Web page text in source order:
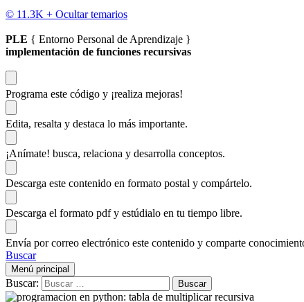
© 11.3K + Ocultar temarios
PLE { Entorno Personal de Aprendizaje }
implementación de funciones recursivas
Programa este código y ¡realiza mejoras!
Edita, resalta y destaca lo más importante.
¡Anímate! busca, relaciona y desarrolla conceptos.
Descarga este contenido en formato postal y compártelo.
Descarga el formato pdf y estúdialo en tu tiempo libre.
Envía por correo electrónico este contenido y comparte
Buscar
Menú principal
Buscar: